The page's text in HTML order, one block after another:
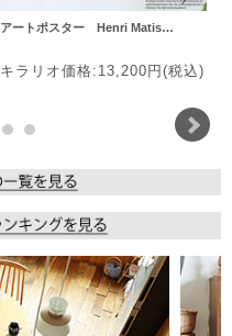
アートポスター Henri Matis…
キラリオ価格:13,200円(税込)